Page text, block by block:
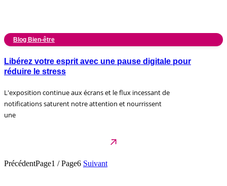
Blog Bien-être
Libérez votre esprit avec une pause digitale pour
réduire le stress
L'exposition continue aux écrans et le flux incessant de
notifications saturent notre attention et nourrissent
une
PrécédentPage1 / Page6 Suivant